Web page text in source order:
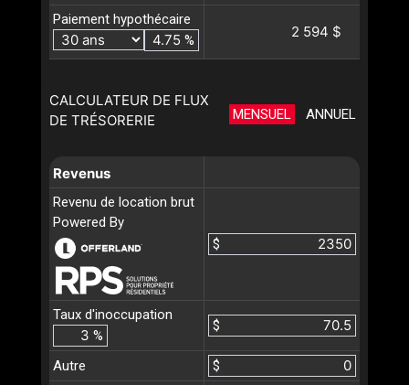
Paiement hypothécaire
%
2 594 $
CALCULATEUR DE FLUX
DE TRÉSORERIE
MENSUEL ANNUEL
Revenus
Revenu de location brut
Powered By
$
Taux d'inoccupation
%
$
Autre
$